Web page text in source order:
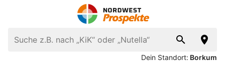
Dein Standort: Borkum